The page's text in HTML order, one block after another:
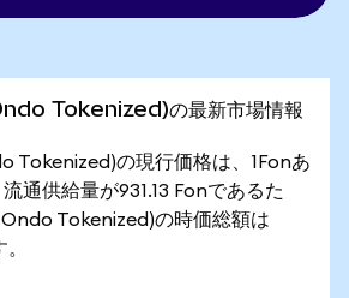
Tokenized)の最新市場情報
Tokenized)の現行価格は、1Fonあ
通供給量が931.13 Fonであるた
Tokenized)の時価総額は